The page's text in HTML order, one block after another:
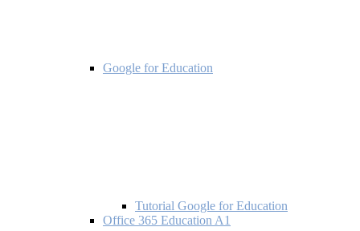
Google for Education
Tutorial Google for Education
Office 365 Education A1